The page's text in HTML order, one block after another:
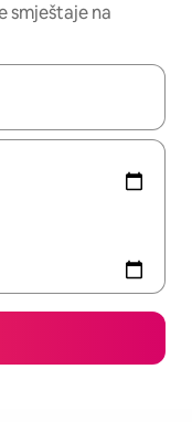
smještaje na
ih pregledati